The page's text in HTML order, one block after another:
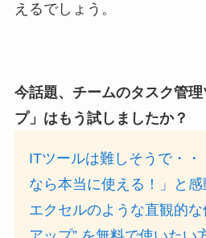
えるでしょう。
今話題、チームのタスク管
プ」はもう試しましたか？
ITツールは難しそうで・
なら本当に使える！」と感
エクセルのような直観的な